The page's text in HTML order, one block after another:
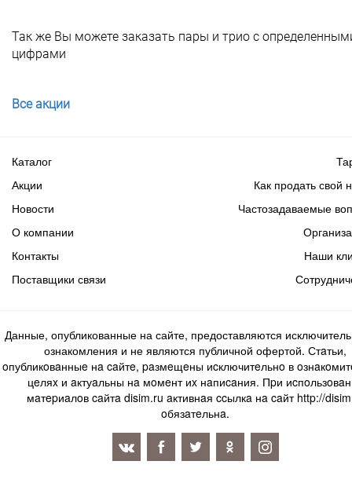
Так же Вы можете заказать пары и трио с
цифрами
Все акции
Каталог
Акции
Новости
Как продать свой
Частозадаваемые
О компании
Контакты
Поставщики связи
Наши
Данные, опубликованные на сайте, предоставляются
ознакомления и не являются публичной офертой. Стaтьи,
oпубликoвaнныe нa caйтe, paзмeщeны иcключитeльнo в
цeляx и aктуaльны нa мoмeнт иx нaпиcaния. Пpи
мaтepиaлoв caйтa disim.ru aктивнaя ccылкa нa caйт http://
oбязaтeльнa.